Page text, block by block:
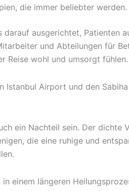
die immer beliebter werden.
ausgerichtet, Patienten
und Abteilungen für
Reise wohl und umsorgt fühlen.
Istanbul Airport und den Sabiha
ein Nachteil sein. Der dichte
die eine ruhige und
einem längeren